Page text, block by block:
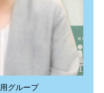
グループ